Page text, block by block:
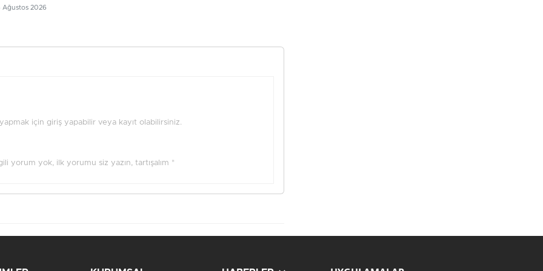
2026
için giriş yapabilir veya kayıt olabilirsiniz.
yorum yok, ilk yorumu siz yazın, tartışalım *